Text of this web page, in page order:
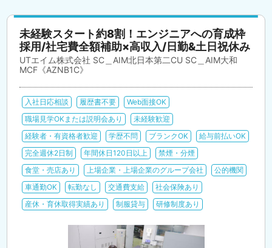
未経験スタート約8割！エンジニアへの育成枠
採用/社宅費全額補助×高収入/日勤&土日祝休み
UTエイム株式会社 SC＿AIM北日本第二CU SC＿AIM大和
MCF《AZNB1C》
入社日応相談 履歴書不要
Web面接OK
職場見学OKまたは説明会あり
未経験歓迎
経験者・有資格者歓迎
学歴不問 ブランクOK
給与前払いOK
完全週休2日制
年間休日120日以上
禁煙・分煙
食堂・売店あり
上場企業・上場企業のグループ会社
公的機関
車通勤OK
転勤なし 交通費支給
社会保険あり
産休・育休取得実績あり
制服貸与 研修制度あり